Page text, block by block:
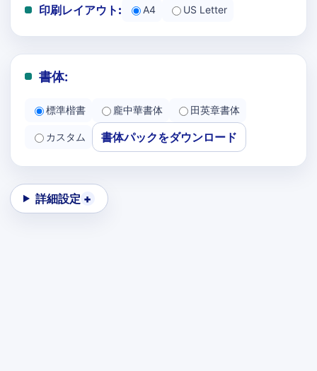
印刷レイアウト: A4 US Letter
書体:
標準楷書 龐中華書体 田英章書体
カスタム 書体パックをダウンロード
詳細設定